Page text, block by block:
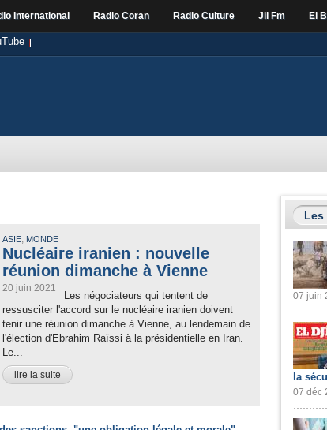
International Radio Coran Radio Culture Jil Fm El
ASIE, MONDE
Nucléaire iranien : nouvelle
réunion dimanche à Vienne
20 juin 2021
Les négociateurs qui tentent de
ressusciter l'accord sur le nucléaire iranien doivent
tenir une réunion dimanche à Vienne, au lendemain de
l'élection d'Ebrahim Raïssi à la présidentielle en Iran.
Le...
lire la suite
07 juin
la
07 déc